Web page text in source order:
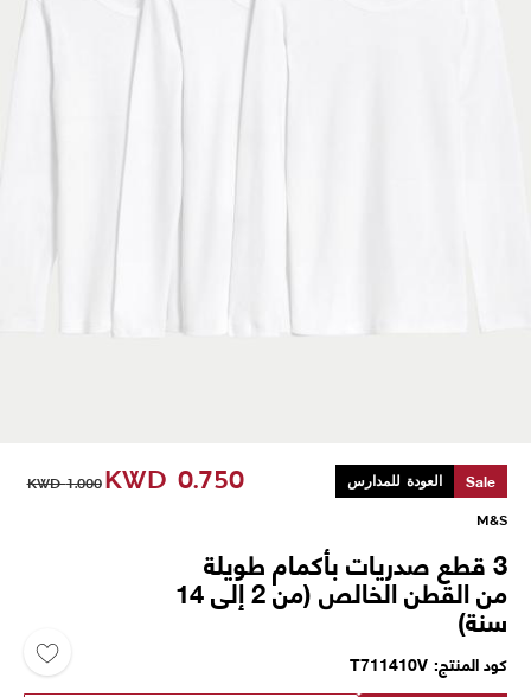
Sale العودة للمدارس KWD 0.750
KWD1.000
M&S
3 قطع صدريات بأكمام طويلة
من القطن الخالص (من 2 إلى 14
سنة)
كود المنتج T711410V